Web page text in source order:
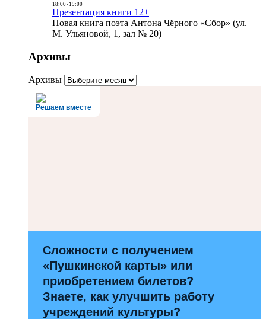
18:00- 19:00
Презентация книги 12+
Новая книга поэта Антона Чёрного «Сбор» (ул.
М. Ульяновой, 1, зал № 20)
Архивы
Архивы
Решаем вместе
Сложности с получением
«Пушкинской карты» или
приобретением билетов?
Знаете, как улучшить работу
учреждений культуры?